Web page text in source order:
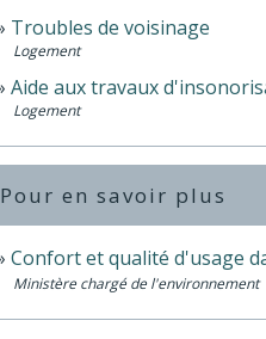
Troubles de voisinage
Logement
Aide aux travaux
Logement
Pour en savoir plus
Confort et qualité d'usage
Ministère chargé de l'environnement